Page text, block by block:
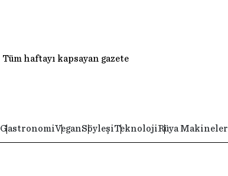
Tüm haftayı kapsayan gazete
GastronomiVeganSöyleşiTeknolojiRüya Makineler